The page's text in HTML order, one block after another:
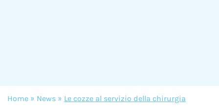
Home » News » Le cozze al servizio della chirurgia